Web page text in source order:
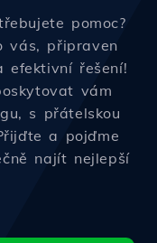
pomoc?
vás, připraven
efektivní řešení!
vám
s přátelskou
a pojďme
najít nejlepší